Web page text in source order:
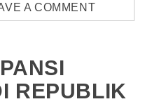
A COMMENT
REPUBLIK